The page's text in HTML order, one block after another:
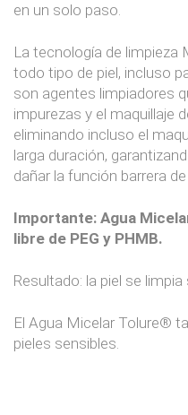
en un solo paso.
La tecnología de limpieza
todo tipo de piel, incluso
son agentes limpiadores
impurezas y el maquillaje
eliminando incluso el
larga duración,
dañar la función barrera de
Importante: Agua
libre de PEG y PHMB.
Resultado: la piel se
El Agua Micelar Tolure®
pieles sensibles.